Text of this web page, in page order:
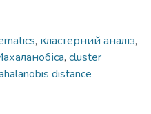
, кластерний аналіз,
, cluster
distance